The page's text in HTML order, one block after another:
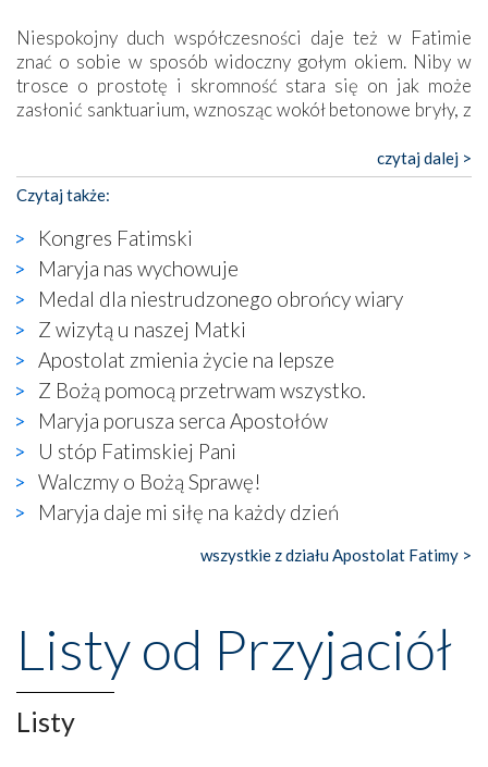
Niespokojny duch współczesności daje też w Fatimie
znać o sobie w sposób widoczny gołym okiem. Niby w
trosce o prostotę i skromność stara się on jak może
zasłonić sanktuarium, wznosząc wokół betonowe bryły, z
katolickiego kultu. Tylko co wspólnego z żywą,
autentyczną wiarą mogą mieć płaskie, szare bunkry albo
kaplice, w których Tabernakulum przypomina bardziej
skrzynkę na narzędzia? Albo co powiedzieć o ustawionym
tuż przy nowej bazylice wielkim krzyżu, na którym
zamiast Chrystusa umieszczono dziwaczną postać jakby
wyjętą ze starożytnych hieroglifów? W kulturowym
kontekście naszych czasów to raczej karykatura niż godny
wizerunek Zbawiciela…
Zatem nawet w bezpośrednim otoczeniu sanktuarium
naocznie przekonaliśmy się, że wewnątrz Kościoła toczy
się ogromna walka o kształt katolicyzmu i o serca
wierzących. Do czego to zmaganie może prowadzić,
widzieliśmy w urokliwym, niewielkim mieście Obidos,
gdzie w miejscu dawnego kościoła działa dzisiaj…
księgarnia.
Nasze pielgrzymkowe wyprawy, których celem były
wznoszono na chwałę Bożą, na przykład – w podzięce za
Opatrznościową pomoc w wygranej bitwie o
niepodległość kraju. Zachwyt budziła potężna, a zarazem
misterna architektura tych monumentalnych dzieł,
wspaniałe zdobienia, dbałość ich twórców o detale,
czytaj dalej >
Czytaj także:
Kongres Fatimski
Maryja nas wychowuje
Medal dla niestrudzonego obrońcy wiary
Z wizytą u naszej Matki
Apostolat zmienia życie na lepsze
Z Bożą pomocą przetrwam wszystko.
Maryja porusza serca Apostołów
U stóp Fatimskiej Pani
Walczmy o Bożą Sprawę!
Maryja daje mi siłę na każdy dzień
wszystkie z działu Apostolat Fatimy >
Listy od Przyjaciół
Listy